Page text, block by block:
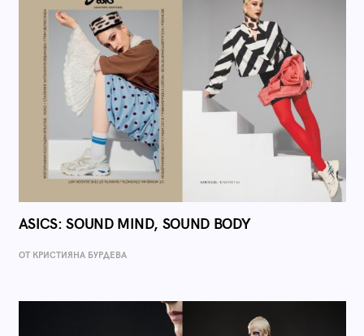
ASICS: SOUND MIND, SOUND BODY
ОТ КРИСТИЯНА БУРДЕВА